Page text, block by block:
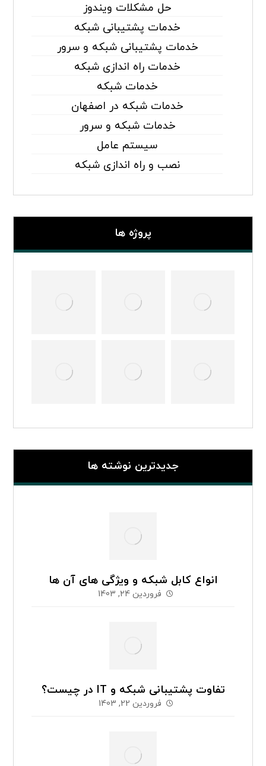
حل مشکلات ویندوز
خدمات پشتیبانی شبکه
خدمات پشتیبانی شبکه و سرور
خدمات راه اندازی شبکه
خدمات شبکه
خدمات شبکه در اصفهان
خدمات شبکه و سرور
سیستم عامل
نصب و راه اندازی شبکه
پروژه ها
جدیدترین نوشته ها
انواع کابل شبکه و ویژگی های آن ها
فروردین 24, 1403
تفاوت پشتیبانی شبکه و IT در چیست؟
فروردین 22, 1403